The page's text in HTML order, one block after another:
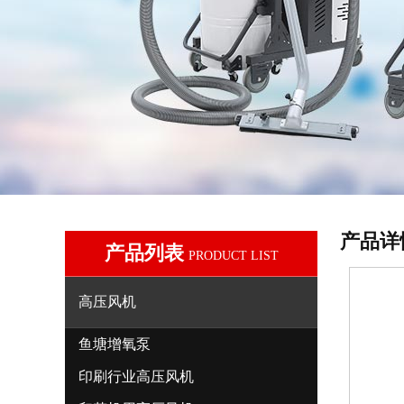
产品列表 PRODUCT LIST
高压风机
鱼塘增氧泵
印刷行业高压风机
产品